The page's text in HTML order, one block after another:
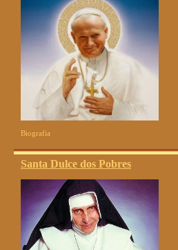
Biografia
Santa Dulce dos Pobres